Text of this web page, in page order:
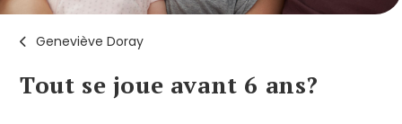
Geneviève Doray
Tout se joue avant 6 ans?